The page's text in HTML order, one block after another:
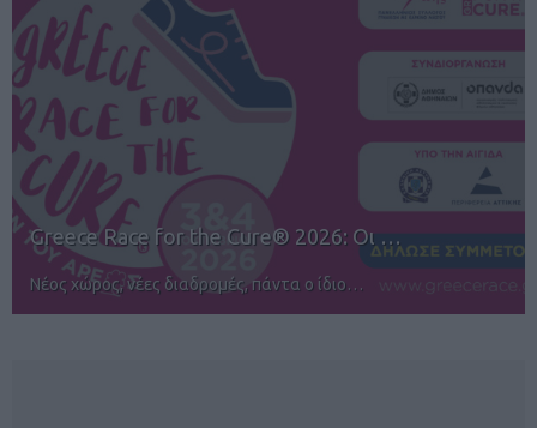
12ος TUI Rhodes Marathon: Άνοιγμα
Αγώνες για όλους στην Ρόδο